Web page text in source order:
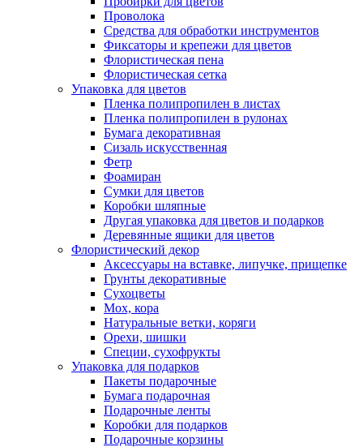
Проволока
Средства для обработки инструментов
Фиксаторы и крепежи для цветов
Флористическая пена
Флористическая сетка
Упаковка для цветов
Пленка полипропилен в листах
Пленка полипропилен в рулонах
Бумага декоративная
Сизаль искусственная
Фетр
Фоамиран
Сумки для цветов
Коробки шляпные
Другая упаковка для цветов и подарков
Деревянные ящики для цветов
Флористический декор
Аксессуары на вставке, липучке, прищепке
Грунты декоративные
Сухоцветы
Мох, кора
Натуральные ветки, коряги
Орехи, шишки
Специи, сухофрукты
Упаковка для подарков
Пакеты подарочные
Бумага подарочная
Подарочные ленты
Коробки для подарков
Подарочные корзины